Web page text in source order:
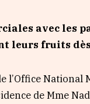
avec les
leurs fruits dès
l’Office National
de Mme